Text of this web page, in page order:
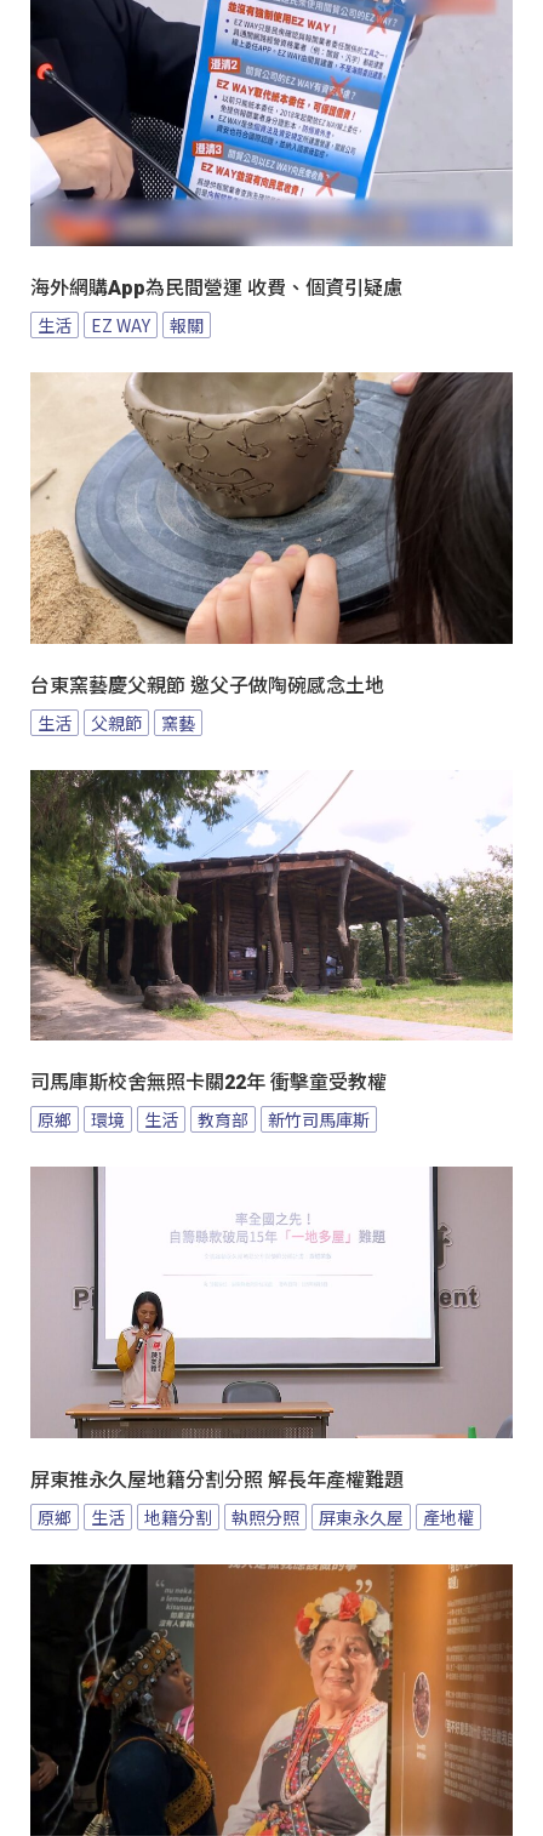
海外網購App為民間營運 收費、個資引疑慮
生活 EZ WAY 報關
台東窯藝慶父親節 邀父子做陶碗感念土地
生活 父親節 窯藝
司馬庫斯校舍無照卡關22年 衝擊童受教權
原鄉 環境 生活 教育部 新竹司馬庫斯
屏東推永久屋地籍分割分照 解長年產權難題
原鄉 生活 地籍分割 執照分照 屏東永久屋 產地權